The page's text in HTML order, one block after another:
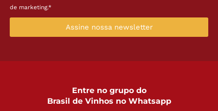
de marketing.*
Assine nossa newsletter
Entre no grupo do
Brasil de Vinhos no Whatsapp